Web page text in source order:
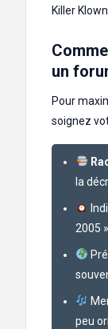
Killer
un
Pour
soignez
la
2005
peu